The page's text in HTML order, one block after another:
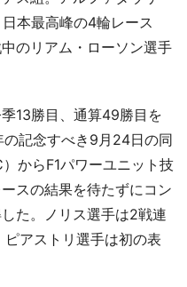
本最高峰の4輪レース
のリアム・ローソン選手
13勝目、通算49勝目を
記念すべき9月24日の同
からF1パワーユニット技
スの結果を待たずにコン
た。ノリス選手は2戦連
アストリ選手は初の表